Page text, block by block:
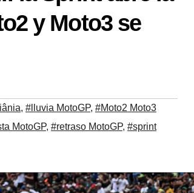
y Moto3 se
, #lluvia MotoGP, #Moto2 Moto3
MotoGP, #retraso MotoGP, #sprint